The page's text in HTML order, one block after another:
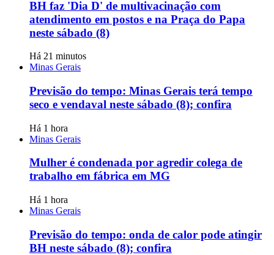
BH faz 'Dia D' de multivacinação com
atendimento em postos e na Praça do Papa
neste sábado (8)
Há 21 minutos
Minas Gerais
Previsão do tempo: Minas Gerais terá tempo
seco e vendaval neste sábado (8); confira
Há 1 hora
Minas Gerais
Mulher é condenada por agredir colega de
trabalho em fábrica em MG
Há 1 hora
Minas Gerais
Previsão do tempo: onda de calor pode atingir
BH neste sábado (8); confira